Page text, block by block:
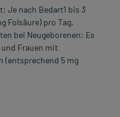
Je nach Bedart1 bis 3
Folsäure) pro Tag.
bei Neugeborenen: Es
Frauen mit
(entsprechend 5 mg